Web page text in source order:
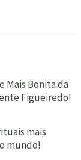
Mais Bonita da
Figueiredo!
mais
mundo!